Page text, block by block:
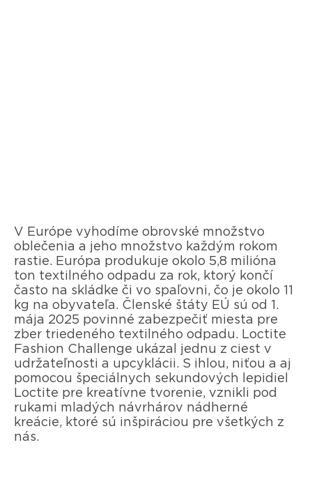
V Európe vyhodíme obrovské množstvo
oblečenia a jeho množstvo každým rokom
rastie. Európa produkuje okolo 5,8 milióna
ton textilného odpadu za rok, ktorý končí
často na skládke či vo spaľovni, čo je okolo 11
kg na obyvateľa. Členské štáty EÚ sú od 1.
mája 2025 povinné zabezpečiť miesta pre
zber triedeného textilného odpadu. Loctite
Fashion Challenge ukázal jednu z ciest v
udržateľnosti a upcyklácii. S ihlou, niťou a aj
pomocou špeciálnych sekundových lepidiel
Loctite pre kreatívne tvorenie, vznikli pod
rukami mladých návrhárov nádherné
kreácie, ktoré sú inšpiráciou pre všetkých z
nás.